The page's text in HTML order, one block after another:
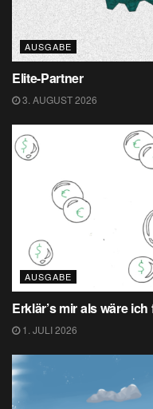
AUSGABE
Elite-Partner
3. AUGUST 2026
AUSGABE
Erklär’s mir als wäre
1. JULI 2026